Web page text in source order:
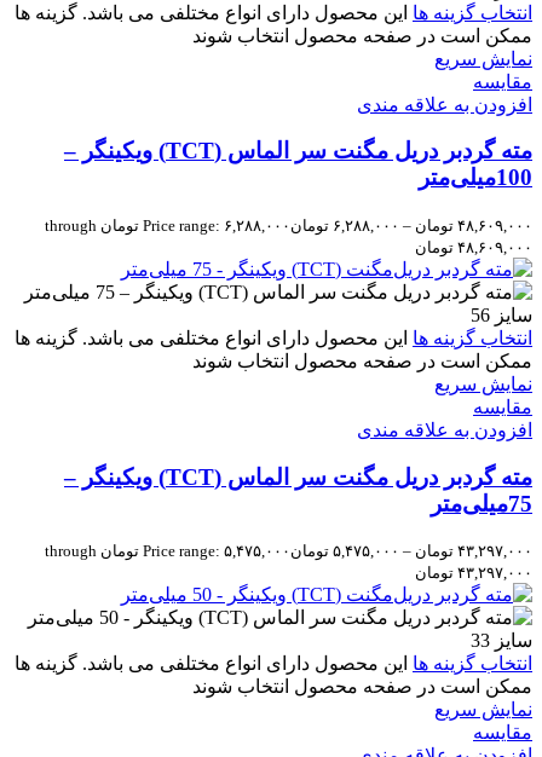
انتخاب گزینه ها این محصول دارای انواع مختلفی می باشد. گزینه ها
ممکن است در صفحه محصول انتخاب شوند
نمایش سریع
مقايسه
افزودن به علاقه مندی
مته گردبر دریل مگنت سر الماس (TCT) ویکینگر –
100میلی‌متر
۴۸,۶۰۹,۰۰۰ تومان – ۶,۲۸۸,۰۰۰ تومان
Price range: ۶,۲۸۸,۰۰۰ تومان through
۴۸,۶۰۹,۰۰۰ تومان
انتخاب گزینه ها این محصول دارای انواع مختلفی می باشد. گزینه ها
ممکن است در صفحه محصول انتخاب شوند
نمایش سریع
مقايسه
افزودن به علاقه مندی
مته گردبر دریل مگنت سر الماس (TCT) ویکینگر –
75میلی‌متر
۴۳,۲۹۷,۰۰۰ تومان – ۵,۴۷۵,۰۰۰ تومان
Price range: ۵,۴۷۵,۰۰۰ تومان through
۴۳,۲۹۷,۰۰۰ تومان
انتخاب گزینه ها این محصول دارای انواع مختلفی می باشد. گزینه ها
ممکن است در صفحه محصول انتخاب شوند
نمایش سریع
مقايسه